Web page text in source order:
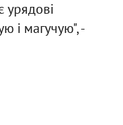
урядові
і магучую", -